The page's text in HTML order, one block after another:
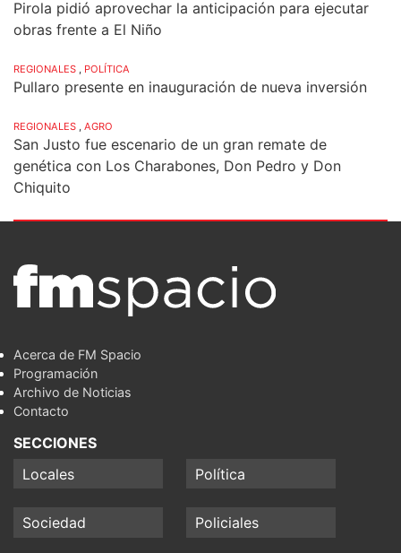
Pirola pidió aprovechar la anticipación para ejecutar
obras frente a El Niño
REGIONALES , POLÍTICA
Pullaro presente en inauguración de nueva inversión
REGIONALES , AGRO
San Justo fue escenario de un gran remate de
genética con Los Charabones, Don Pedro y Don
Chiquito
Acerca de FM Spacio
Programación
Archivo de Noticias
Contacto
SECCIONES
Locales
Política
Sociedad Policiales